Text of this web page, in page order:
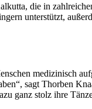
die in
unterstützt,
medizinisch
sagt Thorben
ganz stolz ihre